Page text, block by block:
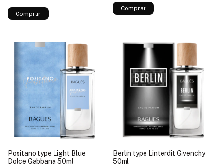
Positano type Light Blue
Dolce Gabbana 50ml
Berlín type Linterdit Givenchy
50ml